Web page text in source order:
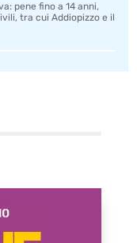
pene fino a 14 anni,
tra cui Addiopizzo e il